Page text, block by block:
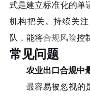
式是建立标准化的单
机构把关。持续关
队，能将合规风险控
常见问题
农业出口合规中
最容易被忽视的是